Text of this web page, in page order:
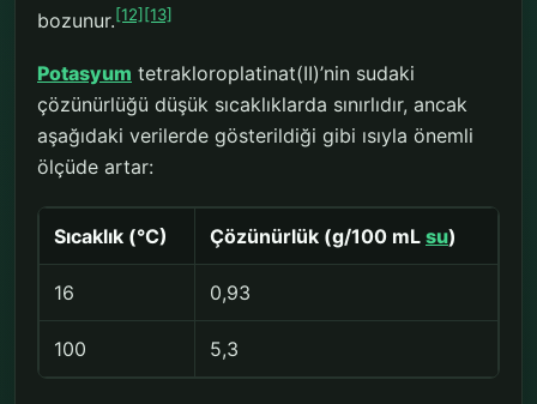
bozunur.[12][13]
Potasyum tetrakloroplatinat(II)’nin sudaki
çözünürlüğü düşük sıcaklıklarda sınırlıdır, ancak
aşağıdaki verilerde gösterildiği gibi ısıyla önemli
ölçüde artar:
Sıcaklık (°C) Çözünürlük (g/100 mL su)
16 0,93
100 5,3